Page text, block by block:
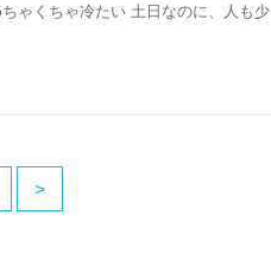
ゃくちゃ冷たい 土日なのに、人も少
>